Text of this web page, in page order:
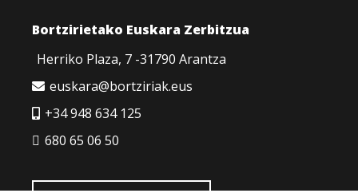
Bortzirietako Euskara Zerbitzua
Herriko Plaza, 7 -31790 Arantza
euskara@bortziriak.eus
+34 948 634 125
680 65 06 50